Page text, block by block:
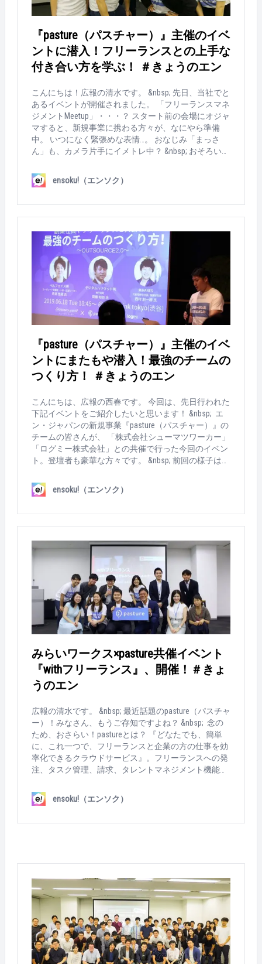
『pasture（パスチャー）』主催のイベ
ントに潜入！フリーランスとの上手な
付き合い方を学ぶ！ ＃きょうのエン
こんにちは！広報の清水です。 &nbsp; 先日、当社でと
あるイベントが開催されました。 「フリーランスマネ
ジメントMeetup」・・・？ スタート前の会場にオジャ
マすると、新規事業に携わる方々が、なにやら準備
中。 いつになく緊張めな表情…。 おなじみ「まっさ
ん」も、カメラ片手にイメトレ中？ &nbsp; おそろいの
は・・・こちら！ &nbsp; &nbsp; 当社の新サービス『p
asture（パスチャー）』主催の初開催イベントです！
求、タレントマネジメント機能をワンストップで提供
可能。まさに、フリーランスで働く方と、フリーラン
スを登用する企業の頼れる味方です！ &nbsp; ▼pastur
eについては、こちらの記事もチェック！ https://www.
en-soku.com/life/34431 &nbsp; 人材不足が深刻化する昨
今、フリーランスは企業の成長において欠かせない存
在となってきています。そこで、これからフリーラン
スの登用を考えている企業様、またはすでにフリーラ
ンスとお付き合いのある企業様向けに、ノウハウたっ
ぷりのセミナーを開催！ &nbsp; リラックスして参加し
ていただけるように、お飲み物（アルコールも！）や
お菓子も準備！ BGMは「まっさん」セレクト！おしゃ
れでテックなポップナンバー。 気合をいれるため、お
そろいのTシャツも作ったそうです！（私もほしい
ぞ！） いよいよ始まります！ モデレーターを務めた
のは、「pasture」のディレクター高澤。まずは参加者
へのお礼のご挨拶。 &nbsp; そしていよいよ本編開始！
今回は、豪華なゲストスピーカー2人が登壇！ &nbsp; 1
人目は、フリーランス協会の代表理事・平田さん！
「企業におけるフリーランス登用のメリット」につい
て解説いただきます。 フリーランス協会とは、「フリ
フリーランスの登用におけるトレンドや基本的な知識
けに分かりやすく解説いただきました。 &nbsp; そし
て、二人目は・・・こちらの方！ これまで300名近く
社イースマイリー代表の矢澤さん！ 今回は、モデレー
ター・高澤とパネルディスカッション形式で進行。 矢
澤さんの実例をまじえながら、フリーランスの上手な
登用のコツを紹介していきます。 みなさん、真剣に耳
を傾けていらっしゃいました。 開催後の交流会でも、
登壇者はじめ、pasture運営メンバーへ多くの質問が寄
せられました。 &nbsp; 多くの方に参加いただき、第一
回の『フリーランスマネジメントMeetup』は大成
いました！） &nbsp; お疲れ様でした！ &nbsp; 今後も
こうしたフリーランスを登用したい企業向けのイベン
トは開催予定！ 次回開催もお楽しみに＾＾ &nbsp; 登
壇いただいた矢澤さんにも、特製Tシャツをプレゼン
ensoku!（エンソク）
『pasture（パスチャー）』主催のイベ
ントにまたもや潜入！最強のチームの
つくり方！ ＃きょうのエン
こんにちは、広報の西春です。 今回は、先日行われた
下記イベントをご紹介したいと思います！ &nbsp; エ
ン・ジャパンの新規事業『pasture（パスチャー）』の
チームの皆さんが、 「株式会社シューマツワーカー」
「ログミー株式会社」との共催で行った今回のイベン
ト。登壇者も豪華な方々です。 &nbsp; 前回の様子はこ
は、当日の様子をご覧ください！ ＝＝＝＝＝＝＝＝＝
＝＝＝＝＝＝＝＝＝ &nbsp; 当日は、渋谷の「hoops lin
念入りに行います 続々と参加者も集まり、満席に！！
&nbsp; 今回集まったのは、 「外部人材を効果的に活用
困っている」 「副業社員やフリーランスとのチームワ
ークを向上させたい」 などのお悩みを持つ、経営者の
方や採用担当者、新規事業の責任者の方など。 開始前
から、お隣の方との話が盛り上がります！ &nbsp; そし
て、いよいよイベントスタートです。 &nbsp; 最初は、
pastureチームの高澤から今回の開催趣旨と、登壇者の
方のご紹介。 &nbsp; 今回も「pasture」のディレクター
高澤がモデレーターを努めます &nbsp; 今回も、前回同
様に豪華なゲストが登壇！ &nbsp; 1人目は、ベルフェ
イス株式会社の人事・広報リーダー 西島悠蔵さん。
なんと、ファーストキャリアはパイロット！ 現在は、
人事として採用の一部をアウトソースしながら、個人
事業主としても外部人材を広く活用されております &n
bsp; 副業社員や、フリーランスの方との「最高のチー
ムの作り方！」というテーマでお話いただきました。
&nbsp; 2人目は、デジタルハリウッド株式会社 執行役
員の齊藤知也さん。 &nbsp; 前職の新規事業部門から、
グラフィックデザイナーそして現職の学校提携事業、
エイターの新しい働きを提案するキャリアサポート事
リウッド大学から出て、働いている方々の実例を下
の裏にある様々な制約。これから向かうべき方向を大
きな視野で語って頂きました。 &nbsp; 前職在籍時に、
今の会社を設立。パラレルキャリアの実践者としての
言葉には重みがあります &nbsp; &nbsp; 以上、3名の登
壇者のみなさんが、時間めいいっぱいお話いただきま
した！ お一人十数分の短い時間なので、もちろん語り
つくせず･･･ &nbsp; 終わった後の交流会は、大変盛り
ensoku!（エンソク）
みらいワークス×pasture共催イベント
『withフリーランス』、開催！＃きょ
うのエン
広報の清水です。 &nbsp; 最近話題のpasture（パスチャ
ー）！みなさん、もうご存知ですよね？ &nbsp; 念の
ため、おさらい！pastureとは？ 『どなたでも、簡単
に、これ一つで、フリーランスと企業の方の仕事を効
率化できるクラウドサービス』。フリーランスへの発
注、タスク管理、請求、タレントマネジメント機能を
く方と、フリーランスを登用する企業の頼れる味方で
す！ &nbsp; サービスの提供だけではありません。 フ
した！ &nbsp; 当日の模様をレポートします！ &nbsp;
準備中・・・。 受付はセールスの藪田さん！今回のイ
ベントも参加者が多いので、スムーズな案内のために
事前チェック中・・・。 新卒入社の矢部さん！イベン
ト準備も慣れたものです。 Mr.pasture！本日進行を務
める高澤さん。緊張を全く感じさせない余裕の表
情・・・！ ドリンクの準備も完了！ &nbsp; いよいよ
イベントスタートです！ &nbsp; 今回も多くの方にご参
ensoku!（エンソク）